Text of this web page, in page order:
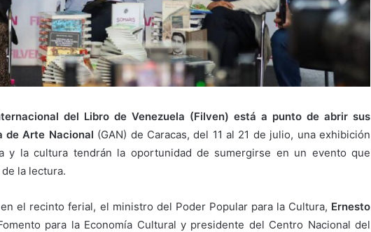
del Libro de Venezuela (Filven) está a punto de abrir sus
de Arte Nacional (GAN) de Caracas, del 11 al 21 de julio, una exhibición
y la cultura tendrán la oportunidad de sumergirse en un evento que
la lectura.
el recinto ferial, el ministro del Poder Popular para la Cultura, Ernesto
para la Economía Cultural y presidente del Centro Nacional del